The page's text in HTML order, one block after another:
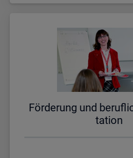
För­de­rung und
ta­ti­on